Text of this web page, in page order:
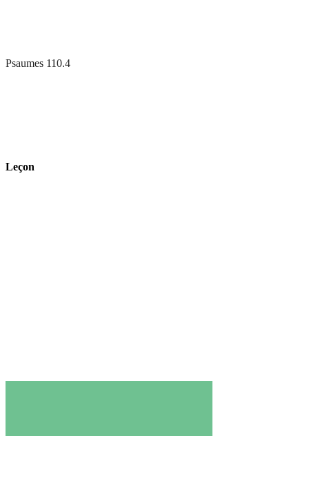
Psaumes 110.4
Leçon